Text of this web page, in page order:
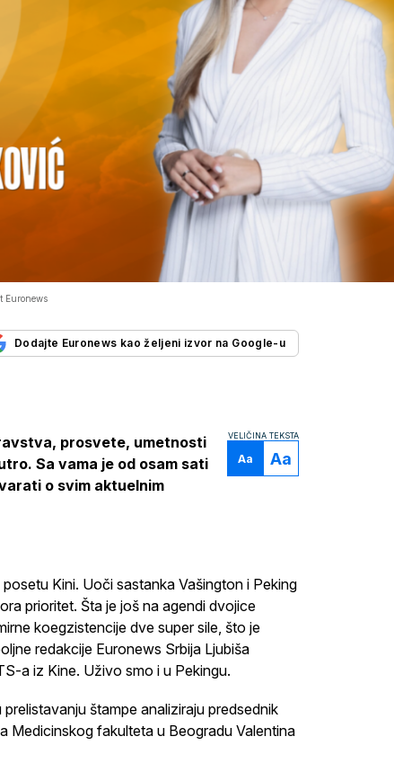
Euronews
Dodajte Euronews kao željeni izvor na Google-u
VELIČINA TEKSTA
Aa Aa
prosvete, umetnosti
Sa vama je od osam sati
o svim aktuelnim
Kini. Uoči sastanka Vašington i Peking
prioritet. Šta je još na agendi dvojice
koegzistencije dve super sile, što je
redakcije Euronews Srbija Ljubiša
a iz Kine. Uživo smo i u Pekingu.
štampe analiziraju predsednik
Medicinskog fakulteta u Beogradu Valentina